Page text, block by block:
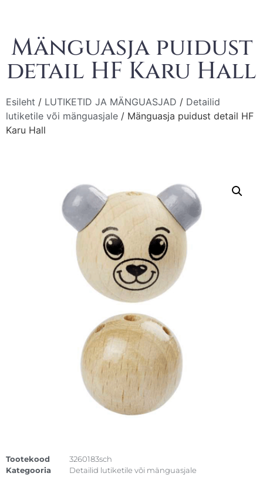
Mänguasja puidust
detail HF Karu Hall
Esileht / LUTIKETID JA MÄNGUASJAD / Detailid
lutiketile või mänguasjale / Mänguasja puidust detail HF
Karu Hall
Tootekood
3260183sch
Kategooria
Detailid lutiketile või mänguasjale